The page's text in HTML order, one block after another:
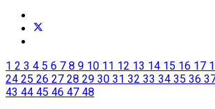
1 2 3 4 5 6 7 8 9 10 11 12 13 14 15 16 17
24 25 26 27 28 29 30 31 32 33 34 35 36
43 44 45 46 47 48